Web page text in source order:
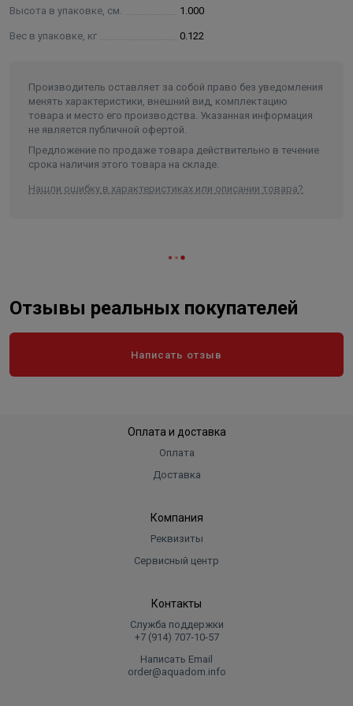
Высота в упаковке, см. 1.000
Вес в упаковке, кг 0.122
Производитель оставляет за собой право без уведомления
менять характеристики, внешний вид, комплектацию
товара и место его производства. Указанная информация
не является публичной офертой.
Предложение по продаже товара действительно в течение
срока наличия этого товара на складе.
Нашли ошибку в характеристиках или описании товара?
Отзывы реальных покупателей
Написать отзыв
Оплата и доставка
Оплата
Доставка
Компания
Реквизиты
Сервисный центр
Контакты
Служба поддержки
+7 (914) 707‑10‑57
Написать Email
order@aquadom.info